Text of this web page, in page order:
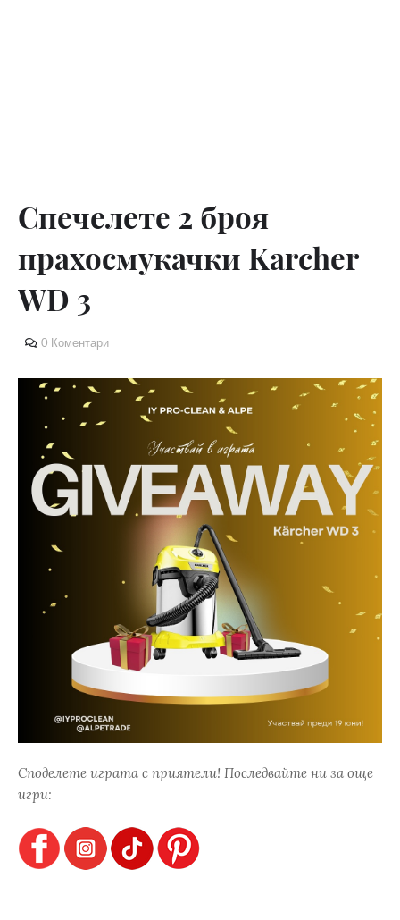
Спечелете 2 броя
прахосмукачки Karcher
WD 3
0 Коментари
Споделете играта с приятели! Последвайте ни за още
игри: